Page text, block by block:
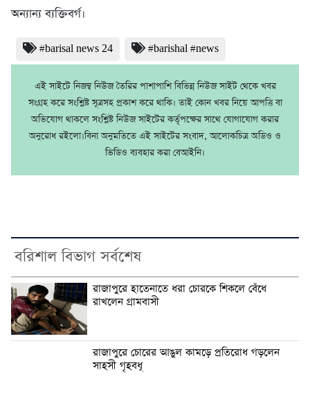
অন্যান্য ব্যক্তিবর্গ।
#barisal news 24 #barishal #news
এই সাইটে নিজম্ব নিউজ তৈরির পাশাপাশি বিভিন্ন নিউজ সাইট থেকে খবর
সংগ্রহ করে সংশ্লিষ্ট সূত্রসহ প্রকাশ করে থাকি। তাই কোন খবর নিয়ে আপত্তি বা
অভিযোগ থাকলে সংশ্লিষ্ট নিউজ সাইটের কর্তৃপক্ষের সাথে যোগাযোগ করার
অনুরোধ রইলো।বিনা অনুমতিতে এই সাইটের সংবাদ, আলোকচিত্র অডিও ও
ভিডিও ব্যবহার করা বেআইনি।
বরিশাল বিভাগ সর্বশেষ
রাজাপুরে হাতেনাতে ধরা চোরকে শিকলে বেঁধে
রাখলেন গ্রামবাসী
রাজাপুরে চোরের আঙুল কামড়ে প্রতিরোধ গড়লেন
সাহসী গৃহবধূ